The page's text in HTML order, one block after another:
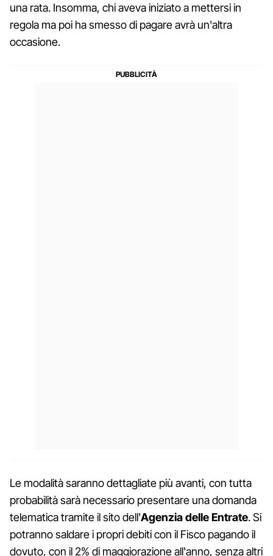
una rata. Insomma, chi aveva iniziato a mettersi in
regola ma poi ha smesso di pagare avrà un'altra
occasione.
Le modalità saranno dettagliate più avanti, con tutta
probabilità sarà necessario presentare una domanda
telematica tramite il sito dell'Agenzia delle Entrate. Si
potranno saldare i propri debiti con il Fisco pagando il
dovuto, con il 2% di maggiorazione all'anno, senza altri